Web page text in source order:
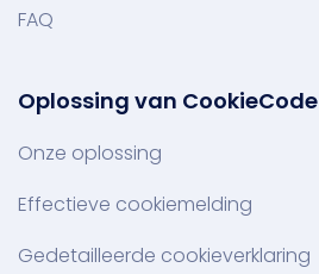
FAQ
Oplossing van CookieCode
Onze oplossing
Effectieve cookiemelding
Gedetailleerde cookieverklaring